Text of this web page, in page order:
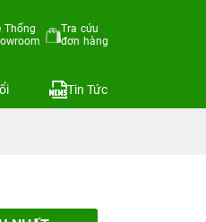
Thống
Tra cứu
đơn hàng
Tin Tức